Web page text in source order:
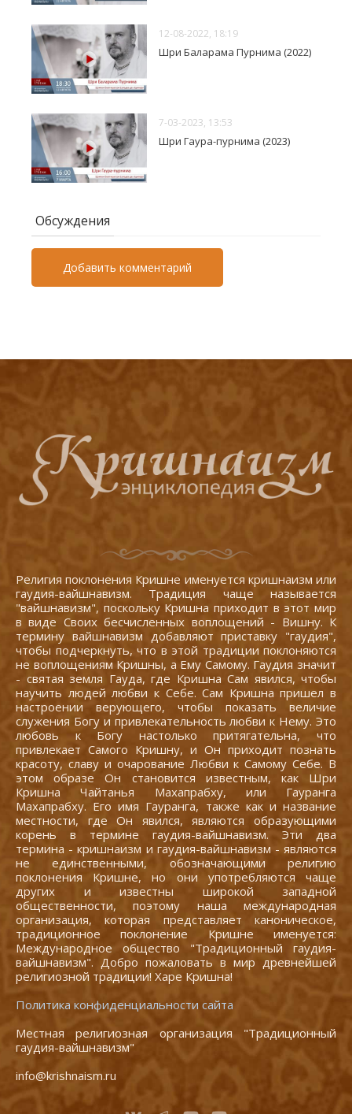
12-08-2022, 18:19
Шри Баларама Пурнима (2022)
7-03-2023, 13:53
Шри Гаура-пурнима (2023)
Обсуждения
Добавить комментарий
Религия поклонения Кришне именуется кришнаизм или
гаудия-вайшнавизм. Традиция чаще называется
"вайшнавизм", поскольку Кришна приходит в этот мир
в виде Своих бесчисленных воплощений - Вишну. К
термину вайшнавизм добавляют приставку "гаудия",
чтобы подчеркнуть, что в этой традиции поклоняются
не воплощениям Кришны, а Ему Самому. Гаудия значит
- святая земля Гауда, где Кришна Сам явился, чтобы
научить людей любви к Себе. Сам Кришна пришел в
настроении верующего, чтобы показать величие
служения Богу и привлекательность любви к Нему. Это
любовь к Богу настолько притягательна, что
привлекает Самого Кришну, и Он приходит познать
красоту, славу и очарование Любви к Самому Себе. В
этом образе Он становится известным, как Шри
Кришна Чайтанья Махапрабху, или Гауранга
Махапрабху. Его имя Гауранга, также как и название
местности, где Он явился, являются образующими
корень в термине гаудия-вайшнавизм. Эти два
термина - кришнаизм и гаудия-вайшнавизм - являются
не единственными, обозначающими религию
поклонения Кришне, но они употребляются чаще
других и известны широкой западной
общественности, поэтому наша международная
организация, которая представляет каноническое,
традиционное поклонение Кришне именуется:
Международное общество "Традиционный гаудия-
вайшнавизм". Добро пожаловать в мир древнейшей
религиозной традиции! Харе Кришна!
Политика конфиденциальности сайта
Местная религиозная организация "Традиционный
гаудия-вайшнавизм"
info@krishnaism.ru